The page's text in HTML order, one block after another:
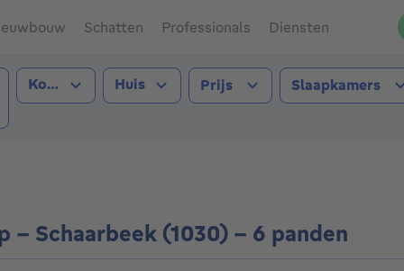
Schatten Professionals Diensten
(1030))
Type transactie
Kopen Type pand
Huis Prijs Slaapkamers
Schaarbeek (1030) - 6 panden